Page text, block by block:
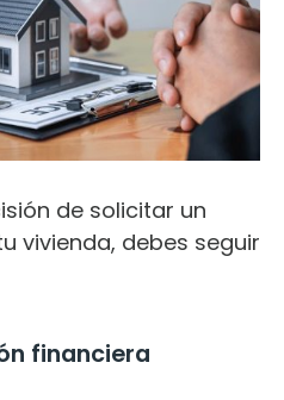
de solicitar un
vivienda, debes seguir
financiera